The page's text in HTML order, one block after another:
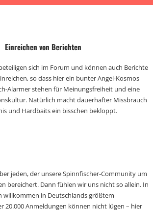
Einreichen von Berichten
sich im Forum und können auch Berichte
so dass hier ein bunter Angel-Kosmos
Alarmer stehen für Meinungsfreiheit und eine
Natürlich macht dauerhafter Missbrauch
und Hardbaits ein bisschen bekloppt.
jeden, der unsere Spinnfischer-Community um
bereichert. Dann fühlen wir uns nicht so allein. In
willkommen in Deutschlands größtem
20.000 Anmeldungen können nicht lügen – hier